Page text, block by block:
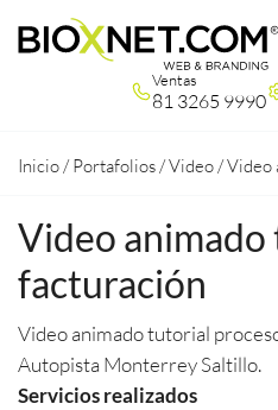
Ventas
81 3265 9990
Inicio /Portafolios /Video /Video
Video
facturación
Video animado tutorial
Autopista Monterrey Saltillo.
Servicios realizados